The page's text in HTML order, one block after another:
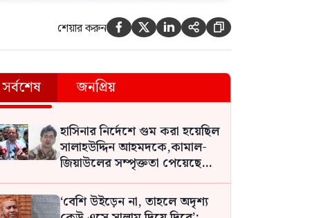
শেয়ার করুন     
সর্বশেষ জনপ্রিয়
হাসিনার নির্দেশে গুম করা হয়েছিল
সালাহউদ্দিন আহমদকে,কামাল-
জিয়াউলের সম্পৃক্ততা পেয়েছে
তদন্ত সংস্থা: চিফ প্রসিকিউটর
‘বেশি উইড়েন না, তাহলে অদৃশ্য